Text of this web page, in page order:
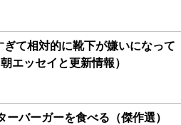
ぎて相対的に靴下が嫌いになって
エッセイと更新情報）
ーバーガーを食べる（傑作選）